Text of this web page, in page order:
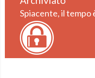
Spiacente, il tempo